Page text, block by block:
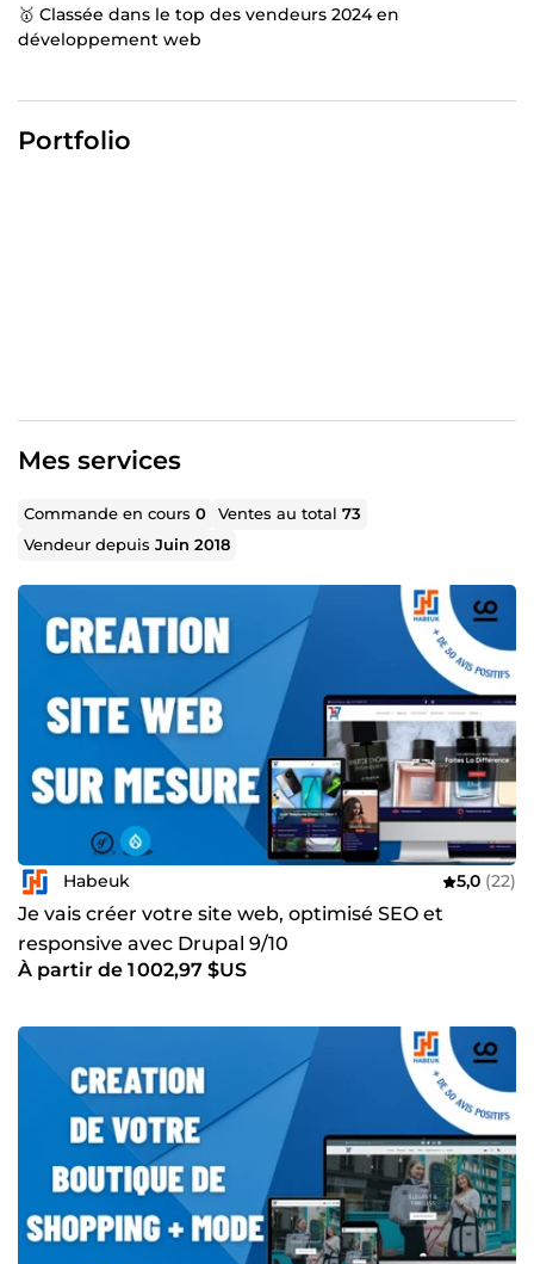
🥇 Classée dans le top des vendeurs 2024 en
développement web
développement web sur mesure, avec plus de 10 ans
l’avenir de votre présence digitale
Portfolio
Mes services
Commande en cours0 Ventes au total73
Vendeur depuisJuin 2018
Habeuk 5,0 (22)
Je vais créer votre site web, optimisé SEO et
responsive avec Drupal 9/10
À partir de 1 002,97 $US